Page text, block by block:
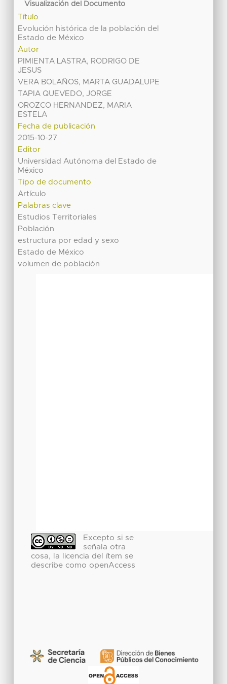
Visualización del Documento
Título
Evolución histórica de la población del
Estado de México
Autor
PIMIENTA LASTRA, RODRIGO DE
JESUS
VERA BOLAÑOS, MARTA GUADALUPE
TAPIA QUEVEDO, JORGE
OROZCO HERNANDEZ, MARIA
ESTELA
Fecha de publicación
2015-10-27
Editor
Universidad Autónoma del Estado de
México
Tipo de documento
Artículo
Palabras clave
Estudios Territoriales
Población
estructura por edad y sexo
Estado de México
volumen de población
Excepto si se
señala otra
cosa, la licencia del ítem se
describe como openAccess